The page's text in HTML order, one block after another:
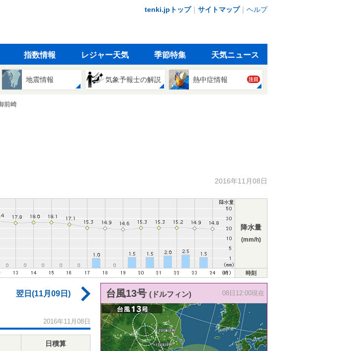
tenki.jpトップ｜ サイトマップ｜ ヘルプ
指数情報 レジャー天気 季節特集 天気ニュース
地震情報 気象予報士の解説 熱中症情報 注目
前崎
2016年11月08日
降水量
(mm/h)
時刻
翌日(11月09日)
2016年11月08日
日積算
台風13号 (ドルフィン) 08日12:00現在